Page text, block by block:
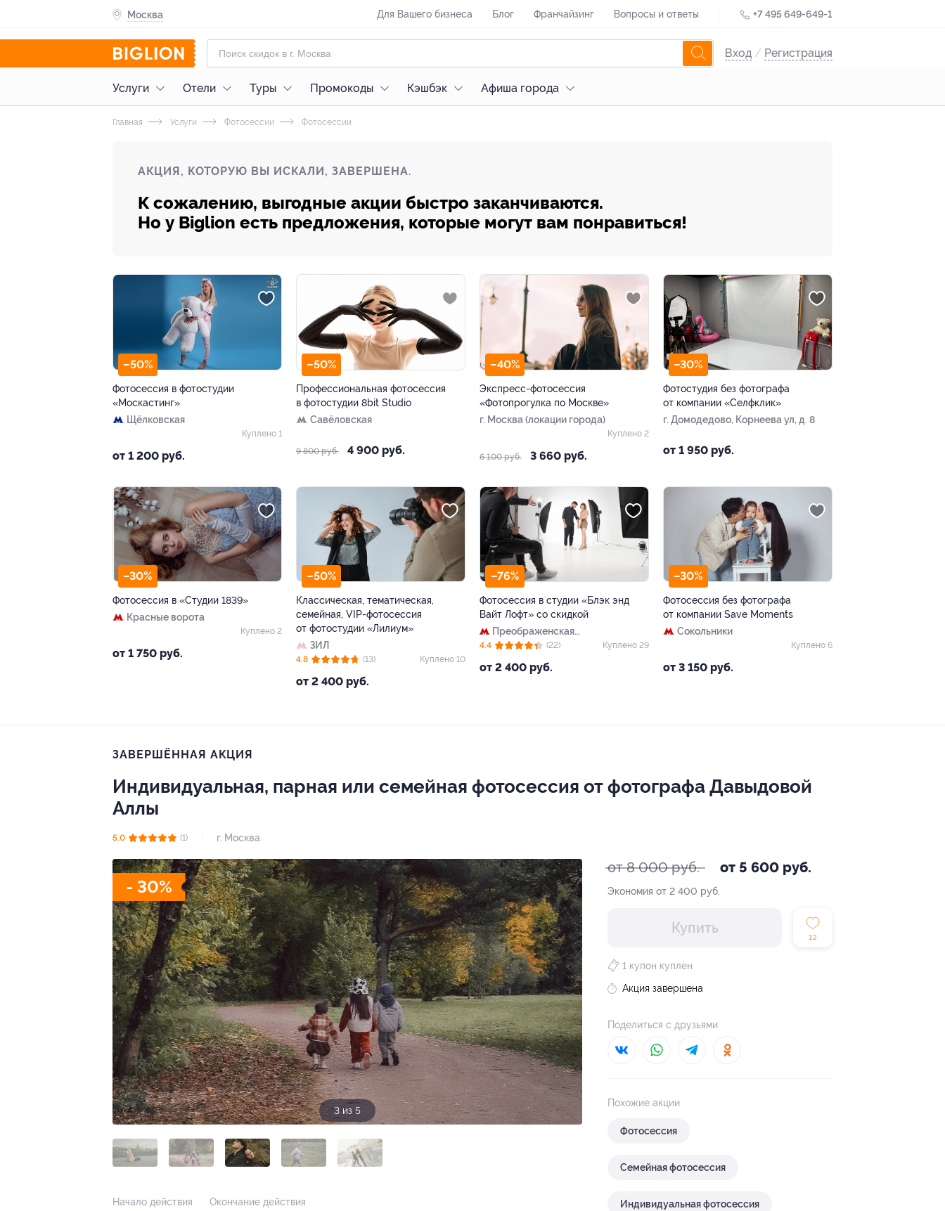
Москва Для Вашего бизнеса Блог Франчайзинг Вопросы и ответы +7 495 649-649-1
Вход / Регистрация
Услуги Отели Туры Промокоды Кэшбэк Афиша города
Главная Услуги Фотосессии Фотосессии
АКЦИЯ, КОТОРУЮ ВЫ ИСКАЛИ, ЗАВЕРШЕНА.
К сожалению, выгодные акции быстро заканчиваются.
Но у Biglion есть предложения, которые могут вам понравиться!
–50%
Фотосессия в фотостудии
«Москастинг»
Щёлковская
от 1 200 руб.
Куплено 1
–50%
Профессиональная фотосессия
в фотостудии 8bit Studio
Савёловская
9 800 руб. 4 900 руб.
–40%
Экспресс-фотосессия
«Фотопрогулка по Москве»
г. Москва (локации города)
6 100 руб. 3 660 руб.
Куплено 2
–30%
Фотостудия без фотографа
от компании «Селфклик»
г. Домодедово, Корнеева ул, д. 8
от 1 950 руб.
–30%
Фотосессия в «Студии 1839»
Красные ворота
от 1 750 руб.
Куплено 2
–50%
Классическая, тематическая,
семейная, VIP-фотосессия
от фотостудии «Лилиум»
ЗИЛ
от 2 400 руб.
4.8 (13) Куплено 10
–76%
Фотосессия в студии «Блэк энд
Вайт Лофт» со скидкой
Преображенская
площадь
от 2 400 руб.
4.4 (22) Куплено 29
–30%
Фотосессия без фотографа
от компании Save Moments
Сокольники
от 3 150 руб.
Куплено 6
ЗАВЕРШЁННАЯ АКЦИЯ
Индивидуальная, парная или семейная фотосессия от фотографа Давыдовой
Аллы
5.0 (1) г. Москва
- 30%
3 из 5
от 8 000 руб. от 5 600 руб.
Экономия от 2 400 руб.
Купить
12
1 купон куплен
Акция завершена
Поделиться с друзьями
Похожие акции
Фотосессия
Семейная фотосессия
Индивидуальная фотосессия
Начало действия Окончание действия